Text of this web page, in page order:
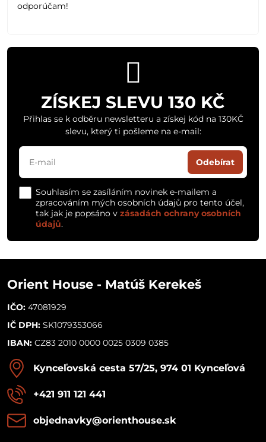
odporúčam!
ZÍSKEJ SLEVU 130 KČ
Přihlas se k odběru newsletteru a získej kód na 130KČ
slevu, který ti pošleme na e-mail:
Odebírat
Souhlasím se zasíláním novinek e-mailem a
zpracováním mých osobních údajů pro tento účel,
tak jak je popsáno v zásadách ochrany osobních
údajů.
Orient House - Matúš Kerekeš
IČO: 47081929
IČ DPH: SK1079353066
IBAN: CZ83 2010 0000 0025 0309 0385
Kynceľovská cesta 57/25, 974 01 Kynceľová
+421 911 121 441
objednavky​@orienthouse​.sk